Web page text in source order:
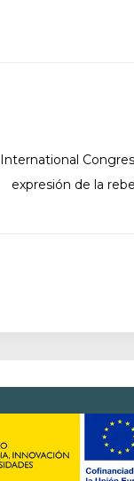
International
expresión de la